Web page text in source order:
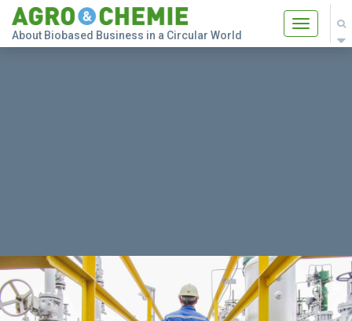
Toggle
About Biobased Business in a Circular World